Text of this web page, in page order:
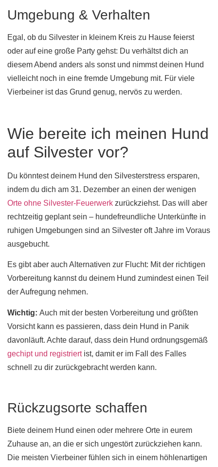
Umgebung & Verhalten
Egal, ob du Silvester in kleinem Kreis zu Hause feierst
oder auf eine große Party gehst: Du verhältst dich an
diesem Abend anders als sonst und nimmst deinen Hund
vielleicht noch in eine fremde Umgebung mit. Für viele
Vierbeiner ist das Grund genug, nervös zu werden.
Wie bereite ich meinen Hund
auf Silvester vor?
Du könntest deinem Hund den Silvesterstress ersparen,
indem du dich am 31. Dezember an einen der wenigen
Orte ohne Silvester-Feuerwerk zurückziehst. Das will aber
rechtzeitig geplant sein – hundefreundliche Unterkünfte in
ruhigen Umgebungen sind an Silvester oft Jahre im Voraus
ausgebucht.
Es gibt aber auch Alternativen zur Flucht: Mit der richtigen
Vorbereitung kannst du deinem Hund zumindest einen Teil
der Aufregung nehmen.
Wichtig: Auch mit der besten Vorbereitung und größten
Vorsicht kann es passieren, dass dein Hund in Panik
davonläuft. Achte darauf, dass dein Hund ordnungsgemäß
gechipt und registriertist, damit er im Fall des Falles
schnell zu dir zurückgebracht werden kann.
Rückzugsorte schaffen
Biete deinem Hund einen oder mehrere Orte in eurem
Zuhause an, an die er sich ungestört zurückziehen kann.
Die meisten Vierbeiner fühlen sich in einem höhlenartigen